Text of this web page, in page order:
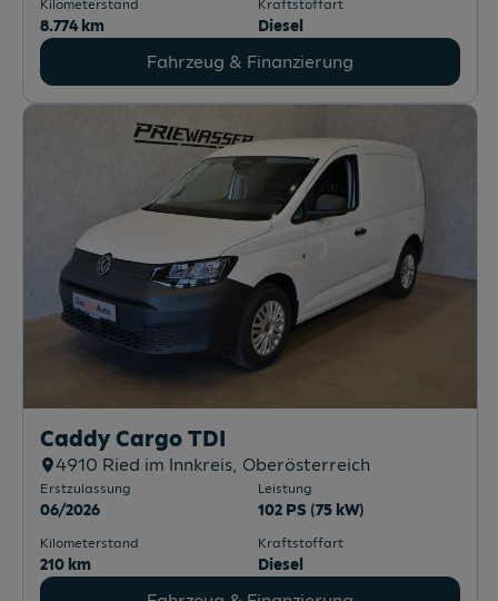
Kilometerstand
8.774 km
Kraftstoffart
Diesel
Fahrzeug & Finanzierung
Caddy Cargo TDI
4910 Ried im Innkreis , Oberösterreich
Erstzulassung
06/2026
Leistung
102 PS (75 kW)
Kilometerstand
210 km
Kraftstoffart
Diesel